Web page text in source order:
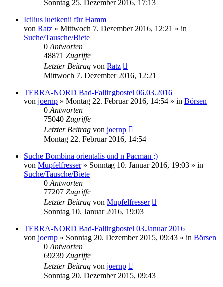
Sonntag 25. Dezember 2016, 17:13
Icilius luetkenii für Hamm
von Ratz » Mittwoch 7. Dezember 2016, 12:21 » in
Suche/Tausche/Biete
0 Antworten
48871 Zugriffe
Letzter Beitrag von Ratz
Mittwoch 7. Dezember 2016, 12:21
TERRA-NORD Bad-Fallingbostel 06.03.2016
von joernp » Montag 22. Februar 2016, 14:54 » in Börsen
0 Antworten
75040 Zugriffe
Letzter Beitrag von joernp
Montag 22. Februar 2016, 14:54
Suche Bombina orientalis und n Pacman ;)
von Mupfelfresser» Sonntag 10. Januar 2016, 19:03 » in
Suche/Tausche/Biete
0 Antworten
77207 Zugriffe
Letzter Beitrag von Mupfelfresser
Sonntag 10. Januar 2016, 19:03
TERRA-NORD Bad-Fallingbostel 03.Januar 2016
von joernp » Sonntag 20. Dezember 2015, 09:43 » in Börsen
0 Antworten
69239 Zugriffe
Letzter Beitrag von joernp
Sonntag 20. Dezember 2015, 09:43